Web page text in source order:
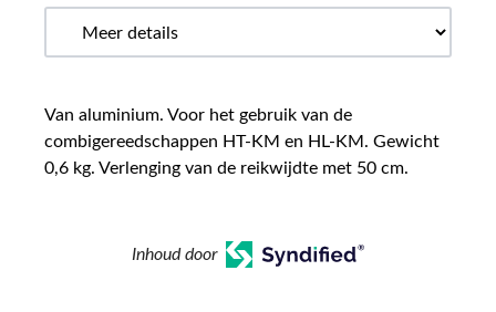
Van aluminium. Voor het gebruik van de
combigereedschappen HT-KM en HL-KM. Gewicht
0,6 kg. Verlenging van de reikwijdte met 50 cm.
Inhoud door